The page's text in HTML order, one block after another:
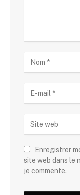
Enregistrer
site web dans le
je commente.